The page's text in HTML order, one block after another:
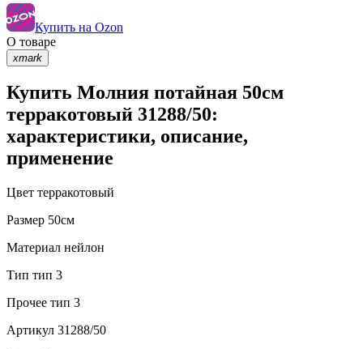
Купить на Ozon
О товаре
xmark
Купить Молния потайная 50см
терракотовый 31288/50:
характеристики, описание,
применение
Цвет терракотовый
Размер 50см
Материал нейлон
Тип тип 3
Прочее тип 3
Артикул 31288/50